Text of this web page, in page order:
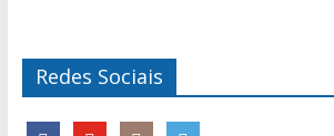
Redes Sociais